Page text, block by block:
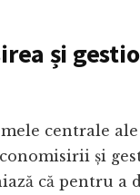
și
centrale
și
că pentru a